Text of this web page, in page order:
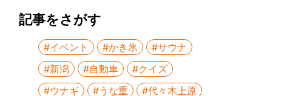
記事をさがす
#イベント #かき氷
#サウナ
#新潟
#自動車
#クイズ
#ウナギ
#うな重
#代々木上原